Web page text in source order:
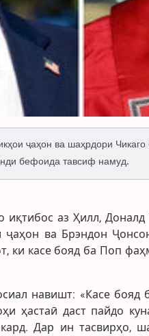
ҷаҳон ва шаҳрдори
бефоида тавсиф намуд.
иқтибос аз Ҳилл,
ҷаҳон ва Брэндон
ки касе бояд ба Поп
навишт: «Касе
ҳастаӣ даст пайдо
Дар ин тасвирҳо,